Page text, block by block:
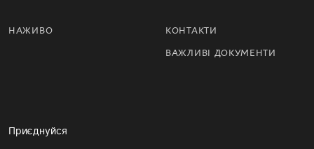
НАЖИВО КОНТАКТИ
ВАЖЛИВІ ДОКУМЕНТИ
Приєднуйся